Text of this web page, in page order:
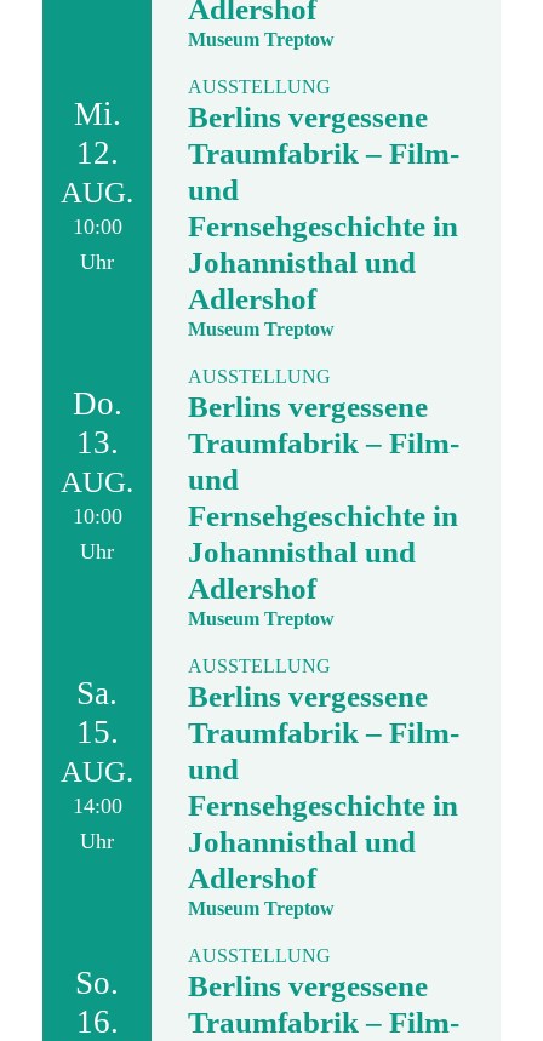
Adlershof
Museum Treptow
Mi.
12.
AUG.
10:00
Uhr
AUSSTELLUNG
Berlins vergessene
Traumfabrik – Film-
und
Fernsehgeschichte in
Johannisthal und
Adlershof
Museum Treptow
Do.
13.
AUG.
10:00
Uhr
AUSSTELLUNG
Berlins vergessene
Traumfabrik – Film-
und
Fernsehgeschichte in
Johannisthal und
Adlershof
Museum Treptow
Sa.
15.
AUG.
14:00
Uhr
AUSSTELLUNG
Berlins vergessene
Traumfabrik – Film-
und
Fernsehgeschichte in
Johannisthal und
Adlershof
Museum Treptow
So.
16.
AUSSTELLUNG
Berlins vergessene
Traumfabrik – Film-